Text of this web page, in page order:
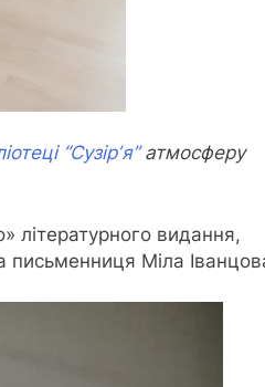
“Сузірʼя”атмосферу
літературного видання,
письменниця Міла